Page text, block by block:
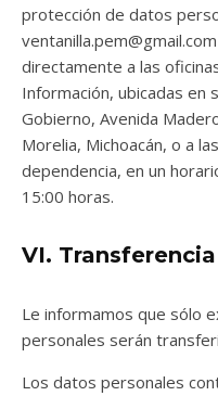
protección de datos
directamente a las
Información, ubicadas en
Gobierno, Avenida
Morelia, Michoacán, o a
dependencia, en un
15:00 horas.
VI.
Le informamos que sólo
personales serán
Los datos personales